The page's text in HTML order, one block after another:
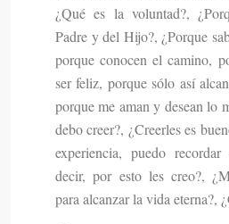
¿Qué es la voluntad?,
Padre y del Hijo?, ¿Porque
porque conocen el camino,
ser feliz, porque sólo así
porque me aman y desean lo
debo creer?, ¿Creerles es
experiencia, puedo
decir, por esto les creo?,
para alcanzar la vida eterna?,